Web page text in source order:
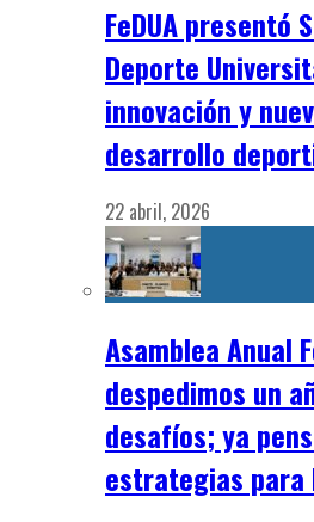
FeDUA presentó
Deporte
innovación y
desarrollo
22 abril, 2026
Asamblea Anual
despedimos un
desafíos; ya
estrategias para